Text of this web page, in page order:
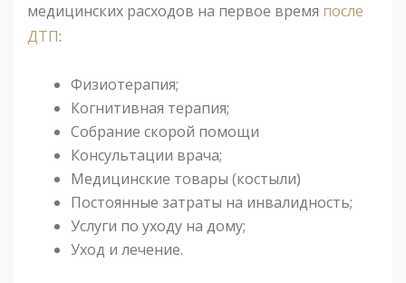
медицинских расходов на первое время после
ДТП:
Физиотерапия;
Когнитивная терапия;
Собрание скорой помощи
Консультации врача;
Медицинские товары (костыли)
Постоянные затраты на инвалидность;
Услуги по уходу на дому;
Уход и лечение.